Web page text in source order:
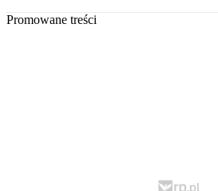
Promowane treści